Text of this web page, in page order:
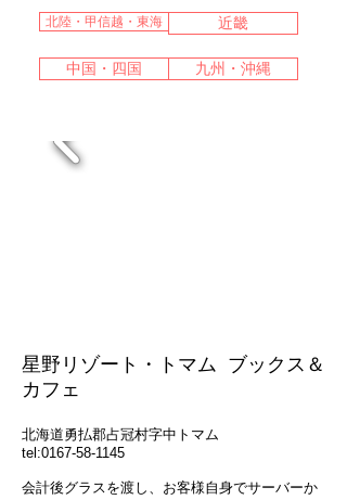
北陸・甲信越・東海 近畿
中国・四国 九州・沖縄
星野リゾート・トマム ブックス＆
カフェ
北海道勇払郡占冠村字中トマム
tel:0167-58-1145
会計後グラスを渡し、お客様自身でサーバーか